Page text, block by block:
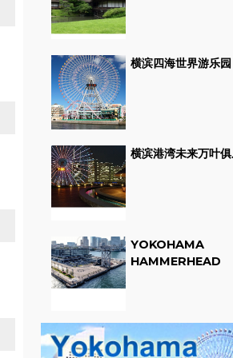
横滨四海世界游乐园
横滨港湾未来万叶
YOKOHAMA
HAMMERHEAD